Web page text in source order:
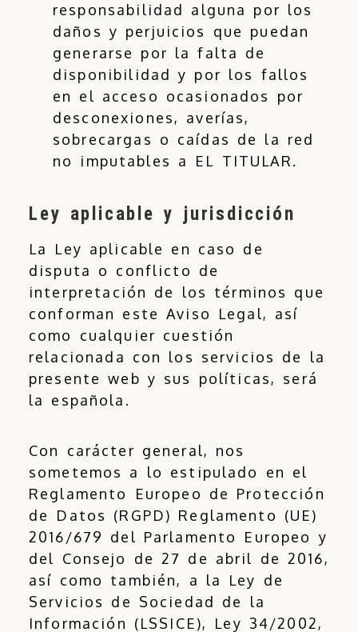
responsabilidad alguna por los
daños y perjuicios que puedan
generarse por la falta de
disponibilidad y por los fallos
en el acceso ocasionados por
desconexiones, averías,
sobrecargas o caídas de la red
no imputables a EL TITULAR.
Ley aplicable y jurisdicción
La Ley aplicable en caso de
disputa o conflicto de
interpretación de los términos que
conforman este Aviso Legal, así
como cualquier cuestión
relacionada con los servicios de la
presente web y sus políticas, será
la española.
Con carácter general, nos
sometemos a lo estipulado en el
Reglamento Europeo de Protección
de Datos (RGPD) Reglamento (UE)
2016/679 del Parlamento Europeo y
del Consejo de 27 de abril de 2016,
así como también, a la Ley de
Servicios de Sociedad de la
Información (LSSICE), Ley 34/2002,